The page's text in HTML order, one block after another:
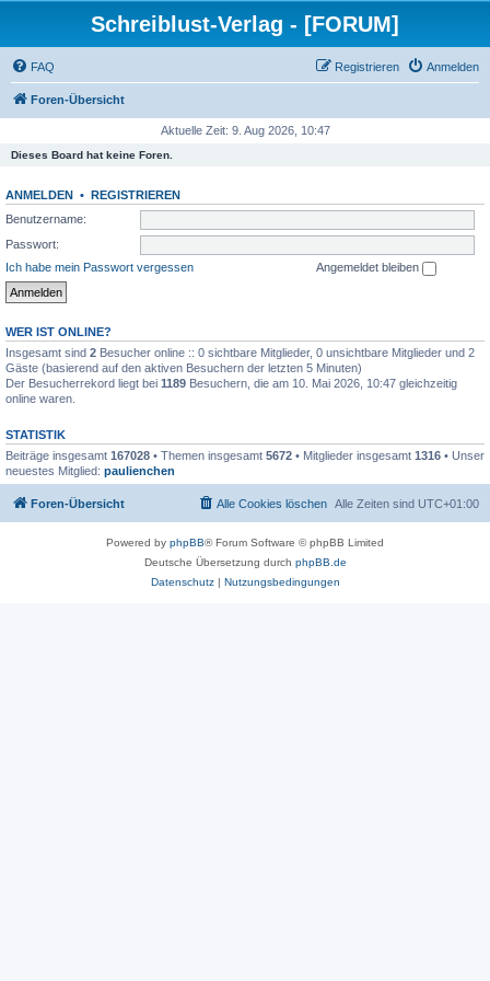
Schreiblust-Verlag - [FORUM]
FAQ Anmelden
Registrieren
Foren-Übersicht
Aktuelle Zeit: 9. Aug 2026, 10:47
Dieses Board hat keine Foren.
ANMELDEN • REGISTRIEREN
Benutzername:
Passwort:
Ich habe mein Passwort vergessen
Angemeldet bleiben
WER IST ONLINE?
Insgesamt sind 2 Besucher online :: 0 sichtbare Mitglieder, 0 unsichtbare Mitglieder und 2
Gäste (basierend auf den aktiven Besuchern der letzten 5 Minuten)
Der Besucherrekord liegt bei 1189 Besuchern, die am 10. Mai 2026, 10:47 gleichzeitig
online waren.
STATISTIK
Beiträge insgesamt 167028 • Themen insgesamt 5672 • Mitglieder insgesamt 1316 • Unser
neuestes Mitglied: paulienchen
Foren-Übersicht Alle Zeiten sind UTC+01:00
Alle Cookies löschen
Powered by phpBB® Forum Software © phpBB Limited
Deutsche Übersetzung durch phpBB.de
Datenschutz| Nutzungsbedingungen